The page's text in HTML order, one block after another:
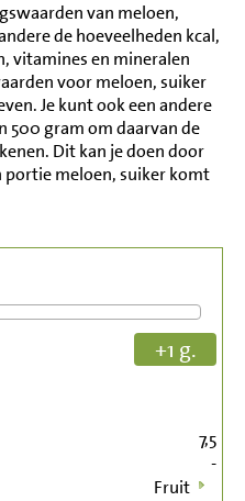
van meloen,
de hoeveelheden kcal,
vitamines en mineralen
voor meloen, suiker
Je kunt ook een andere
500 gram om daarvan de
Dit kan je doen door
portie meloen, suiker komt
+1 g.
7,5
-
Fruit